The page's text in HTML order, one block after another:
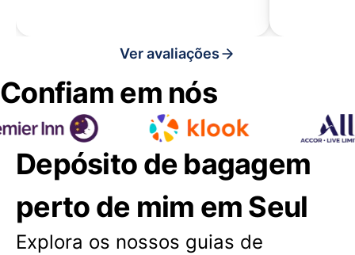
uma área mais tranquila ao norte
Ver avaliações
Confiam em nós
Depósito de bagagem
perto de mim em Seul
Explora os nossos guias de